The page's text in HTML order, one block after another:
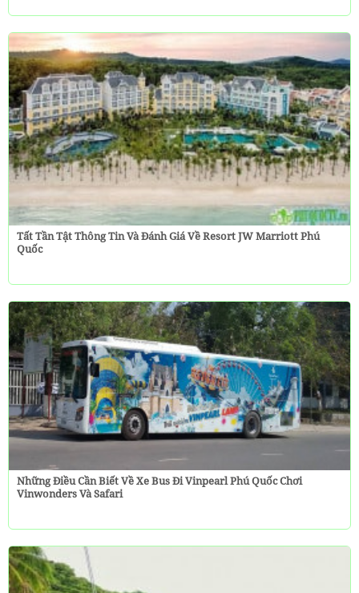
Tất Tần Tật Thông Tin Và Đánh Giá Về Resort JW Marriott Phú
Quốc
Những Điều Cần Biết Về Xe Bus Đi Vinpearl Phú Quốc Chơi
Vinwonders Và Safari